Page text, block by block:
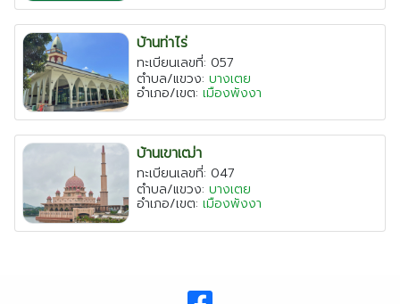
ตาก
พระนครศรีอยุธยาบ้านท่าไร่
ทะเบียนเลขที่: 057
ตำบล/แขวง: บางเตย
อำเภอ/เขต: เมืองพังงา
บ้านเขาเฒ่า
ทะเบียนเลขที่: 047
ตำบล/แขวง: บางเตย
อำเภอ/เขต: เมืองพังงา